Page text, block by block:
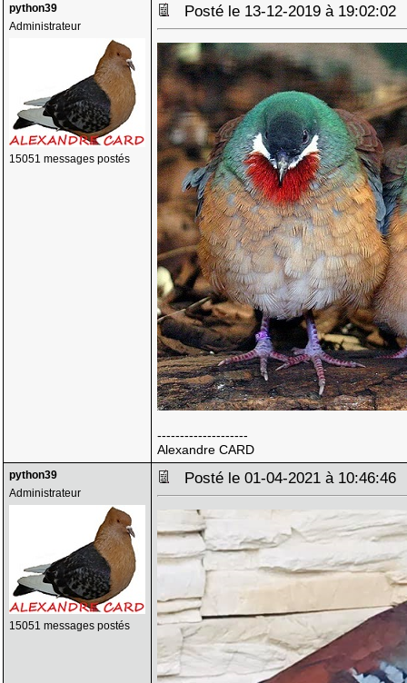
python39
Administrateur
15051 messages postés
Posté le 13-12-2019 à
--------------------
Alexandre CARD
python39
Administrateur
15051 messages postés
Posté le 01-04-2021 à